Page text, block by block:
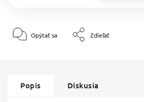
Opýtať sa Zdieľať
Popis Diskusia